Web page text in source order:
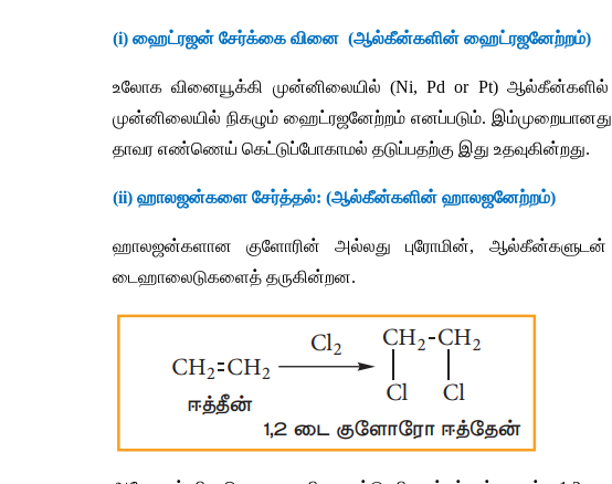
(i) ஹைட்ரஜன் சேர்க்கை வினை (ஆல்கீன்களின் ஹைட்ரஜனேற்றம்)
உலோக வினையூக்கி முன்னிலையில் (Ni, Pd or Pt) ஆல்கீன்களில்
முன்னிலையில் நிகழும் ஹைட்ரஜனேற்றம் எனப்படும். இம்முறையானது
தாவர எண்ணெய் கெட்டுப்போகாமல் தடுப்பதற்கு இது உதவுகின்றது.
(ii) ஹாலஜன்களை சேர்த்தல்: (ஆல்கீன்களின் ஹாலஜனேற்றம்)
ஹாலஜன்களான குளோரின் அல்லது புரோமின், ஆல்கீன்களுடன்
டைஹாலைடுகளைத் தருகின்றன.